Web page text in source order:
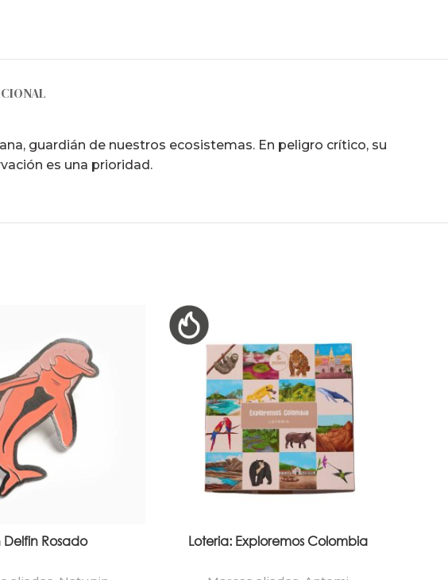
guardián de nuestros ecosistemas. En peligro crítico, su
es una prioridad.
Delfin Rosado Loteria: Exploremos Colombia